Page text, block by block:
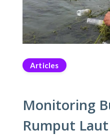
Articles
Monitoring
Rumput